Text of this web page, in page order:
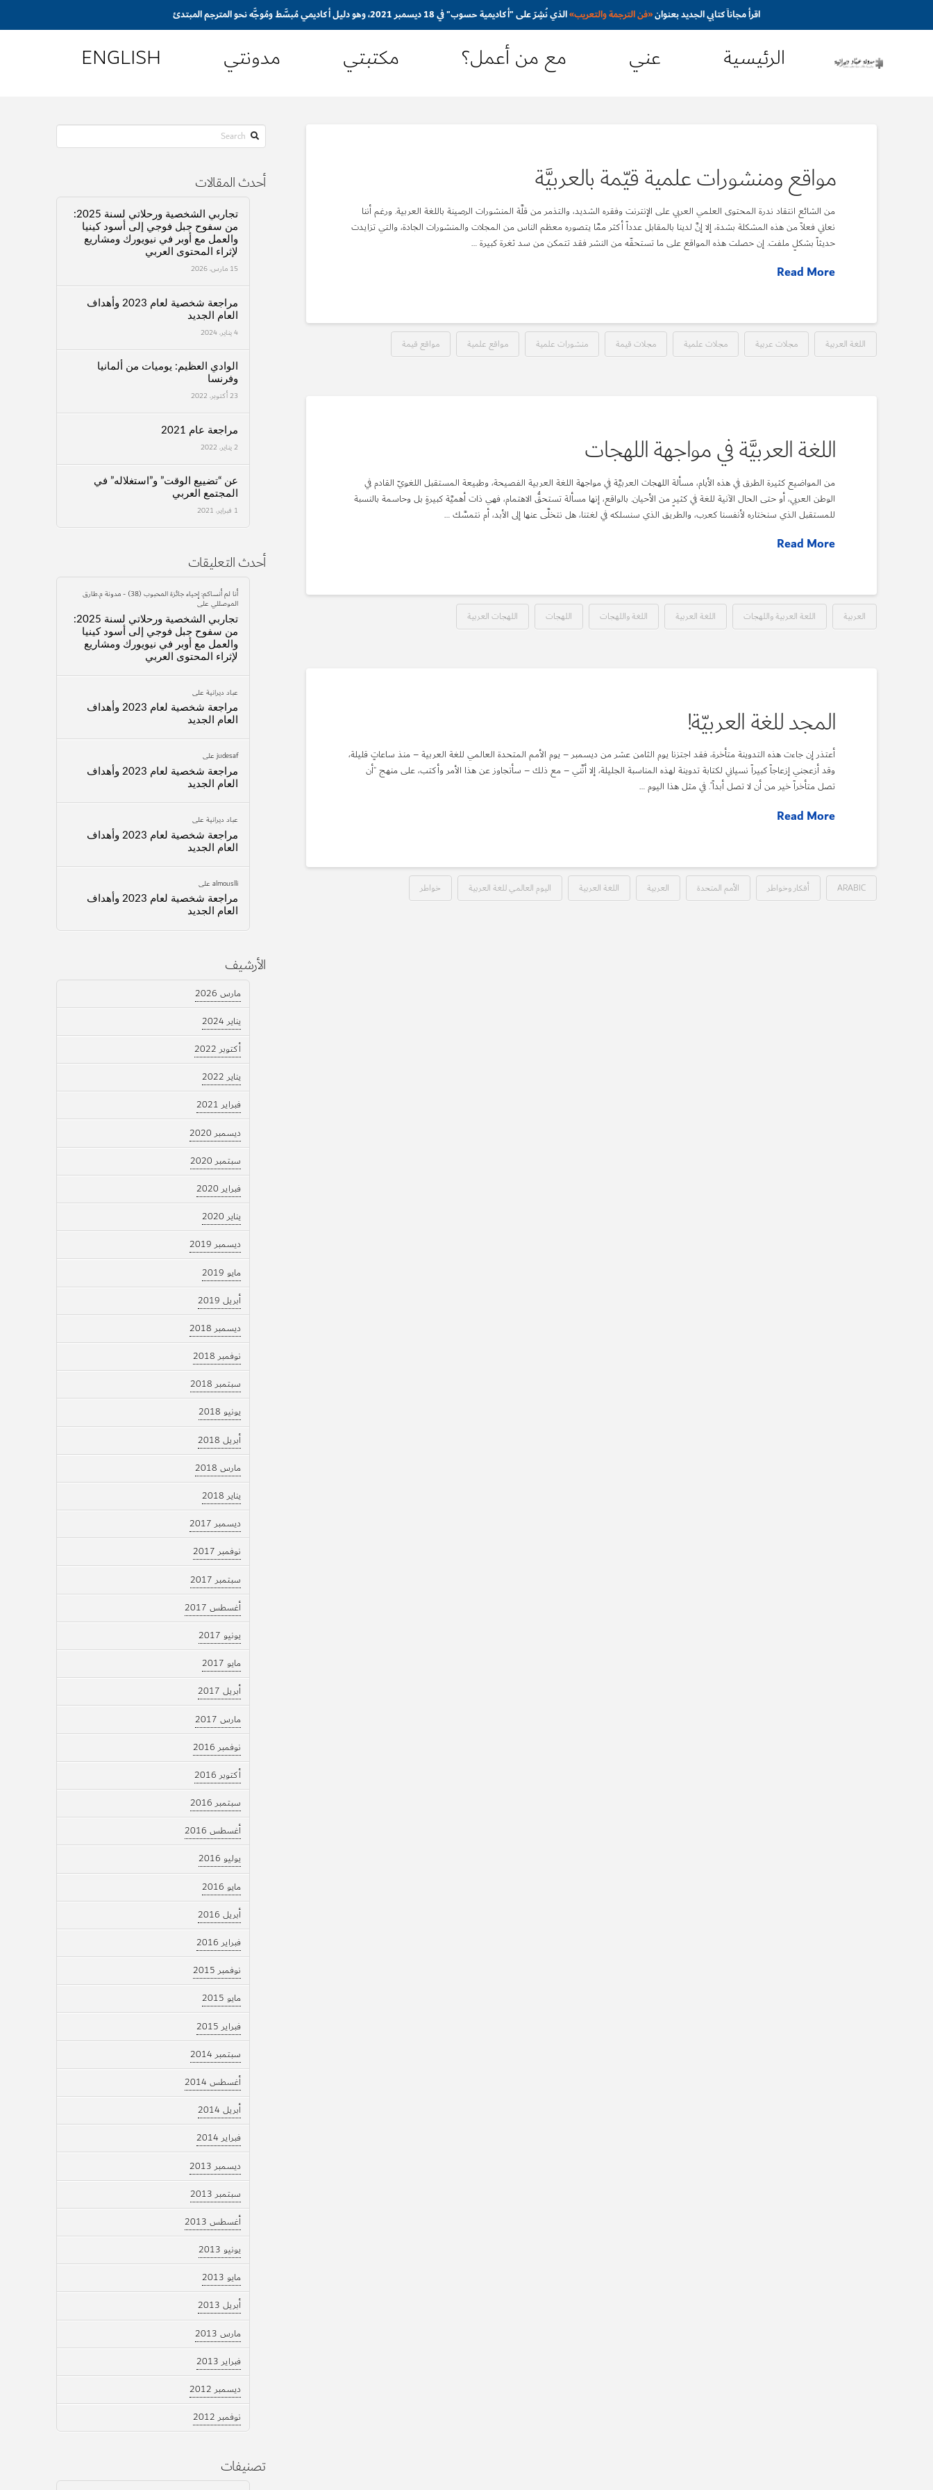
اقرأ مجاناً كتابي الجديد بعنوان«فن الترجمة والتعريب»الذي نُشِرَ على "أكاديمية حسوب" في 18 ديسمبر 2021، وهو دليل أكاديمي مُبسَّط ومُوجَّه نحو المترجم المبتدئ
الرئيسية عني مع من أعمل؟ مكتبتي مدونتي ENGLISH
مواقع ومنشورات علمية قيّمة بالعربيَّة
من الشائع انتقاد ندرة المحتوى العلمي العربي على الإنترنت وفقره الشديد، والتذمر من قلَّة المنشورات الرصينة باللغة العربية. ورغم أننا
نعاني فعلاً من هذه المشكلة بشدة، إلا إنَّ لدينا بالمقابل عدداً أكثر ممَّا يتصوره معظم الناس من المجلات والمنشورات الجادة، والتي تزايدت
حديثاً بشكلٍ ملفت. إن حصلت هذه المواقع على ما تستحقّه من النشر فقد تتمكن من سد ثغرة كبيرة …
Read More
اللغة العربية مجلات عربية مجلات علمية مجلات قيمة منشورات علمية مواقع علمية مواقع قيمة
اللغة العربيَّة في مواجهة اللهجات
من المواضيع كثيرة الطرق في هذه الأيام، مسألة اللهجات العربيَّة في مواجهة اللغة العربية الفصيحة، وطبيعة المستقبل اللغويّ القادم في
الوطن العربي، أو حتى الحال الآنية للغة في كثيرٍ من الأحيان. بالواقع، إنها مسألة تستحقُّ الاهتمام، فهي ذات أهميَّة كبيرةٍ بل وحاسمة بالنسبة
للمستقبل الذي سنختاره لأنفسنا كعرب، والطريق الذي سنسلكه في لغتنا، هل نتخلَّى عنها إلى الأبد، أم نتمسَّك …
Read More
العربية اللعة العربية واللهجات اللغة العربية اللغة واللهجات اللهجات اللهجات العربية
المجد للغة العربيّة!
أعتذر إن جاءت هذه التدوينة متأخرة، فقد اجتزنا يوم الثامن عشر من ديسمبر – يوم الأمم المتحدة العالمي للغة العربية – منذ ساعاتٍ قليلة،
وقد أزعجني إزعاجاً كبيراً نسياني لكتابة تدوينة لهذه المناسبة الجليلة، إلا أنَّني – مع ذلك – سأتجاوز عن هذا الأمر وأكتب، على منهج “أن
تصل متأخراً خير من أن لا تصل أبداً”. في مثل هذا اليوم …
Read More
ARABIC أفكار وخواطر الأمم المتحدة العربية اللغة العربية اليوم العالمي للغة العربية خواطر
Search
أحدث المقالات
تجاربي الشخصية ورحلاتي لسنة 2025:
من سفوح جبل فوجي إلى أسود كينيا
والعمل مع أوبر في نيويورك ومشاريع
لإثراء المحتوى العربي
15 مارس، 2026
مراجعة شخصية لعام 2023 وأهداف
العام الجديد
4 يناير، 2024
الوادي العظيم: يوميات من ألمانيا
وفرنسا
23 أكتوبر، 2022
مراجعة عام 2021
2 يناير، 2022
عن “تضييع الوقت” و”استغلاله” في
المجتمع العربي
1 فبراير، 2021
أحدث التعليقات
أنا لم أنساكم: إحياء جائزة المحبوب (38) - مدونة م.طارق
الموصللي على
تجاربي الشخصية ورحلاتي لسنة 2025:
من سفوح جبل فوجي إلى أسود كينيا
والعمل مع أوبر في نيويورك ومشاريع
لإثراء المحتوى العربي
عباد ديرانية على
مراجعة شخصية لعام 2023 وأهداف
العام الجديد
judesaf على
مراجعة شخصية لعام 2023 وأهداف
العام الجديد
عباد ديرانية على
مراجعة شخصية لعام 2023 وأهداف
العام الجديد
almouslli على
مراجعة شخصية لعام 2023 وأهداف
العام الجديد
الأرشيف
مارس 2026
يناير 2024
أكتوبر 2022
يناير 2022
فبراير 2021
ديسمبر 2020
سبتمبر 2020
فبراير 2020
يناير 2020
ديسمبر 2019
مايو 2019
أبريل 2019
ديسمبر 2018
نوفمبر 2018
سبتمبر 2018
يونيو 2018
أبريل 2018
مارس 2018
يناير 2018
ديسمبر 2017
نوفمبر 2017
سبتمبر 2017
أغسطس 2017
يونيو 2017
مايو 2017
أبريل 2017
مارس 2017
نوفمبر 2016
أكتوبر 2016
سبتمبر 2016
أغسطس 2016
يوليو 2016
مايو 2016
أبريل 2016
فبراير 2016
نوفمبر 2015
مايو 2015
فبراير 2015
سبتمبر 2014
أغسطس 2014
أبريل 2014
فبراير 2014
ديسمبر 2013
سبتمبر 2013
أغسطس 2013
يونيو 2013
مايو 2013
أبريل 2013
مارس 2013
فبراير 2013
ديسمبر 2012
نوفمبر 2012
تصنيفات